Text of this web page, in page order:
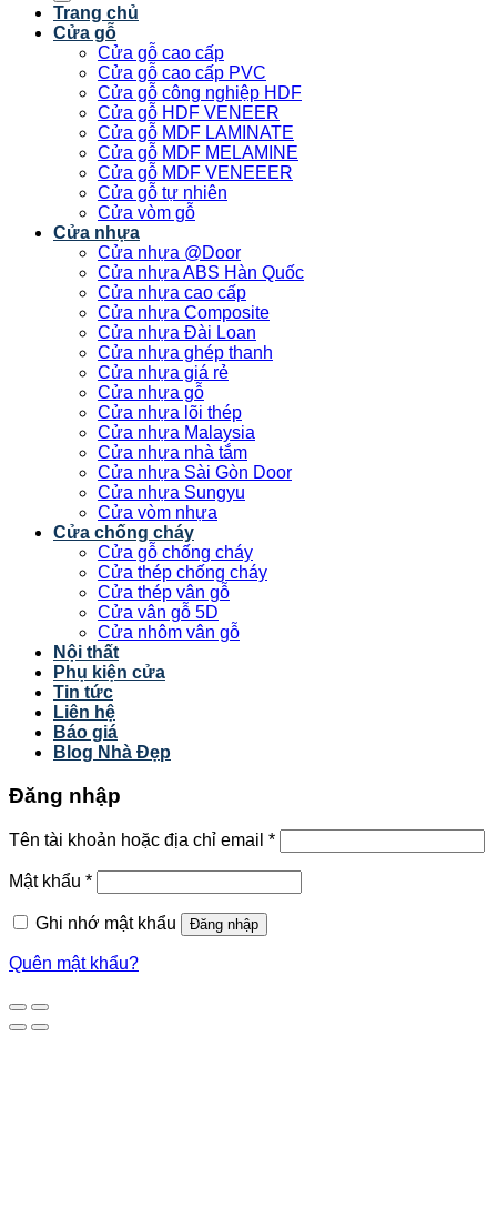
Trang chủ
Cửa gỗ
Cửa gỗ cao cấp
Cửa gỗ cao cấp PVC
Cửa gỗ công nghiệp HDF
Cửa gỗ HDF VENEER
Cửa gỗ MDF LAMINATE
Cửa gỗ MDF MELAMINE
Cửa gỗ MDF VENEEER
Cửa gỗ tự nhiên
Cửa vòm gỗ
Cửa nhựa
Cửa nhựa @Door
Cửa nhựa ABS Hàn Quốc
Cửa nhựa cao cấp
Cửa nhựa Composite
Cửa nhựa Đài Loan
Cửa nhựa ghép thanh
Cửa nhựa giá rẻ
Cửa nhựa gỗ
Cửa nhựa lõi thép
Cửa nhựa Malaysia
Cửa nhựa nhà tắm
Cửa nhựa Sài Gòn Door
Cửa nhựa Sungyu
Cửa vòm nhựa
Cửa chống cháy
Cửa gỗ chống cháy
Cửa thép chống cháy
Cửa thép vân gỗ
Cửa vân gỗ 5D
Cửa nhôm vân gỗ
Nội thất
Phụ kiện cửa
Tin tức
Liên hệ
Báo giá
Blog Nhà Đẹp
Đăng nhập
Tên tài khoản hoặc địa chỉ email *
Mật khẩu *
Ghi nhớ mật khẩu Đăng nhập
Quên mật khẩu?